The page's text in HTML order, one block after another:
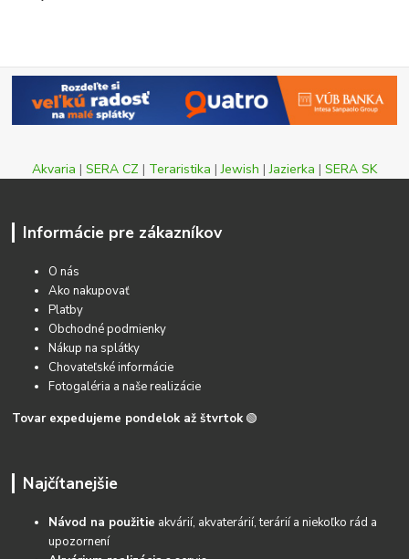
Akvaria | SERA CZ | Teraristika |Jewish |Jazierka | SERA SK
Informácie pre zákazníkov
O nás
Ako nakupovať
Platby
Obchodné podmienky
Nákup na splátky
Chovateľské informácie
Fotogaléria a naše realizácie
Tovar expedujeme pondelok až štvrtok 🟢
Najčítanejšie
Návod na použitie akvárií, akvaterárií, terárií a niekoľko rád a
upozornení